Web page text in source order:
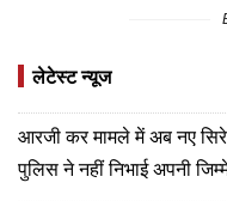
लेटेस्ट न्यूज
आरजी कर मामले में अब नए सिरे
पुलिस ने नहीं निभाई अपनी